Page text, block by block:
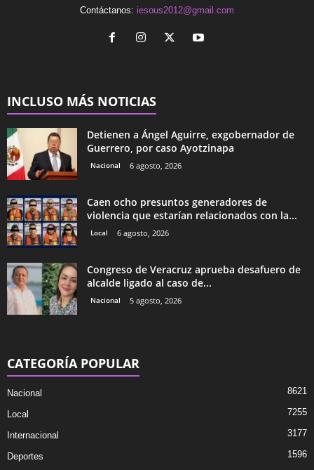
Contáctanos: iesous2012@gmail.com
INCLUSO MÁS NOTICIAS
Detienen a Ángel Aguirre, exgobernador de
Guerrero, por caso Ayotzinapa
Nacional 6 agosto, 2026
Caen ocho presuntos generadores de
violencia que estarían relacionados con la...
Local 6 agosto, 2026
Congreso de Veracruz aprueba desafuero de
alcalde ligado al caso de...
Nacional 5 agosto, 2026
CATEGORÍA POPULAR
Nacional 8621
Local 7255
Internacional 3177
Deportes
1596